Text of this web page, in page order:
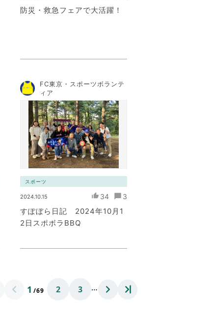
防災・救急フェアで大活躍！
FC東京・スポーツボランテ
ィア
スポーツ
2024.10.15 34 3
すぽぼら日記 2024年10月1
2日スポボラBBQ
1 /69 2 3 …